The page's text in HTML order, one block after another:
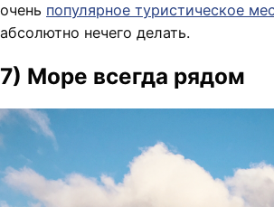
очень популярное туристическое
абсолютно нечего делать.
7) Море всегда рядом